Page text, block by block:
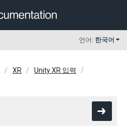
언어: 한국어
XR
Unity XR 입력